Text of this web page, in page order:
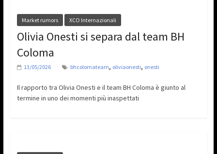
Market rumors XCO Internazionali
Olivia Onesti si separa dal team BH
Coloma
13/05/2026 bhcolomateam, oliviaonesti, onesti
Il rapporto tra Olivia Onesti e il team BH Coloma è giunto al
termine in uno dei momenti più inaspettati